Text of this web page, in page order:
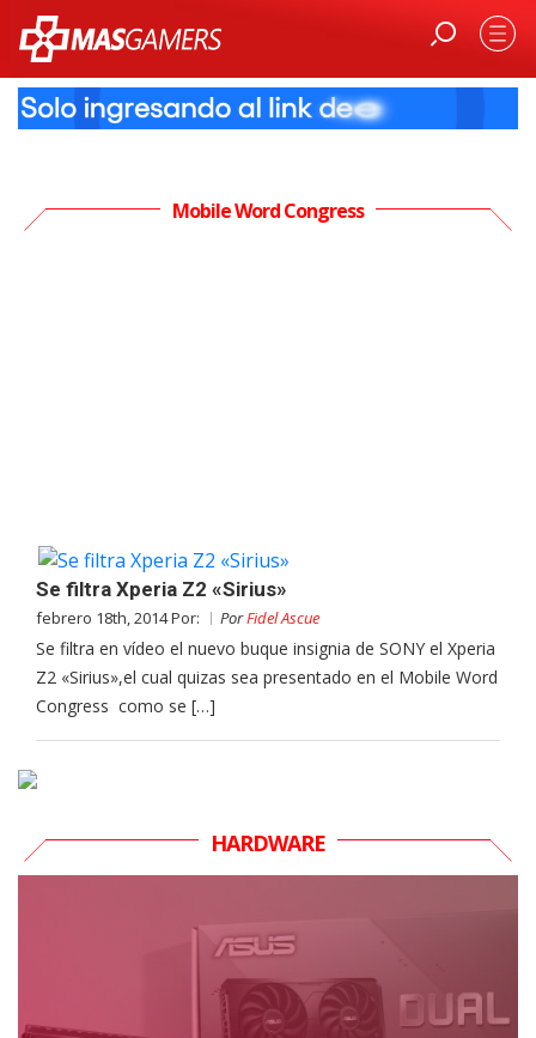
Mobile Word Congress
Se filtra Xperia Z2 «Sirius»
febrero 18th, 2014 Por: PorFidel Ascue
Se filtra en vídeo el nuevo buque insignia de SONY el Xperia
Z2 «Sirius»,el cual quizas sea presentado en el Mobile Word
Congress como se […]
HARDWARE